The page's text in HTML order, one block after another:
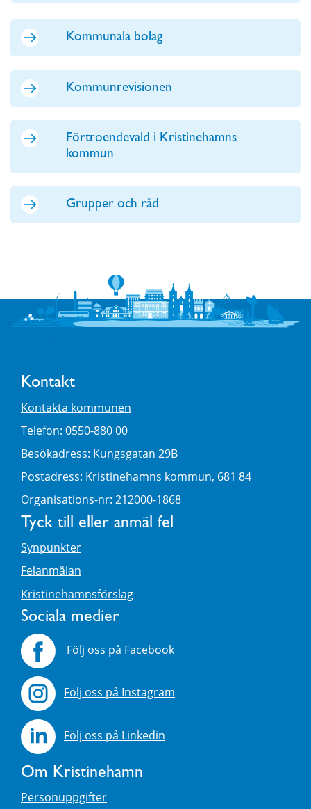
Kommunala bolag
Kommunrevisionen
Förtroendevald i Kristinehamns
kommun
Grupper och råd
Kontakt
Kontakta kommunen
Telefon: 0550-880 00
Besökadress: Kungsgatan 29B
Postadress: Kristinehamns kommun, 681 84
Organisations-nr: 212000-1868
Tyck till eller anmäl fel
Synpunkter
Felanmälan
Kristinehamnsförslag
Sociala medier
Följ oss på Facebook
Följ oss på Instagram
Följ oss på Linkedin
Om Kristinehamn
Personuppgifter